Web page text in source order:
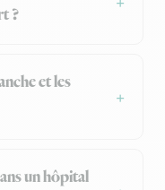
?
et les
un hôpital